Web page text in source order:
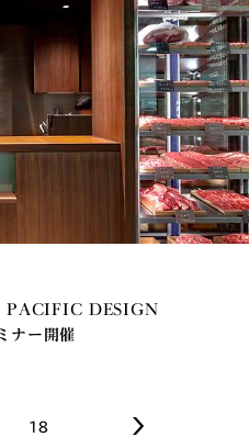
PACIFIC DESIGN
ナー開催
18